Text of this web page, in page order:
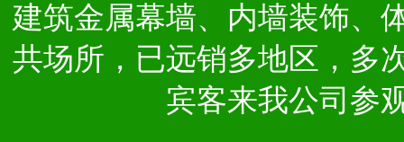
建筑金属幕墙、内墙装饰、
共场所，已远销多地区，多
宾客来我公司参